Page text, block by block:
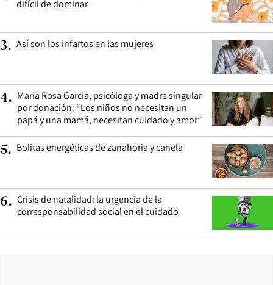
difícil de dominar
3. Así son los infartos en las mujeres
4. María Rosa García, psicóloga y madre singular
por donación: “Los niños no necesitan un
papá y una mamá, necesitan cuidado y amor”
5. Bolitas energéticas de zanahoria y canela
6. Crisis de natalidad: la urgencia de la
corresponsabilidad social en el cuidado